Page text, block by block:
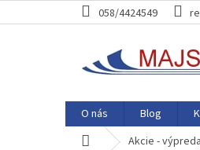
na
058/4424549
O nás Blog
DomovAkcie -